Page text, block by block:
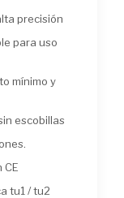
precisión
para uso
mínimo y
escobillas
CE
tu1 / tu2